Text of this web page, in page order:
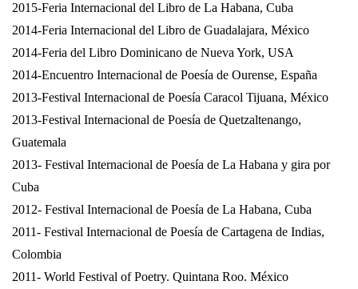
2015-Feria Internacional del Libro de La Habana, Cuba
2014-Feria Internacional del Libro de Guadalajara, México
2014-Feria del Libro Dominicano de Nueva York, USA
2014-Encuentro Internacional de Poesía de Ourense, España
2013-Festival Internacional de Poesía Caracol Tijuana, México
2013-Festival Internacional de Poesía de Quetzaltenango,
Guatemala
2013- Festival Internacional de Poesía de La Habana y gira por
Cuba
2012- Festival Internacional de Poesía de La Habana, Cuba
2011- Festival Internacional de Poesía de Cartagena de Indias,
Colombia
2011- World Festival of Poetry. Quintana Roo. México